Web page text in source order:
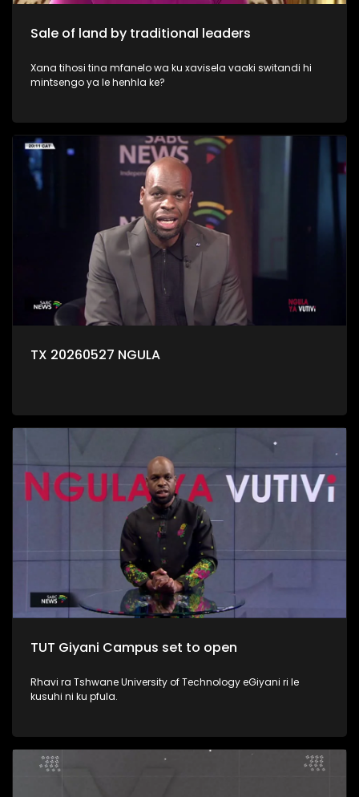
Sale of land by traditional leaders
Xana tihosi tina mfanelo wa ku xavisela vaaki switandi hi
mintsengo ya le henhla ke?
TX 20260527 NGULA
TUT Giyani Campus set to open
Rhavi ra Tshwane University of Technology eGiyani ri le
kusuhi ni ku pfula.